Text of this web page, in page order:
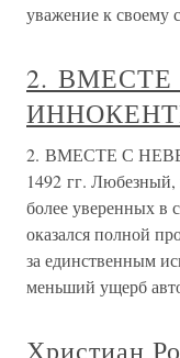
уважение к своему
2.
2. ВМЕСТЕ С
1492 гг.
более уверенных в
оказался полной
за единственным
меньший ущерб
Христиан